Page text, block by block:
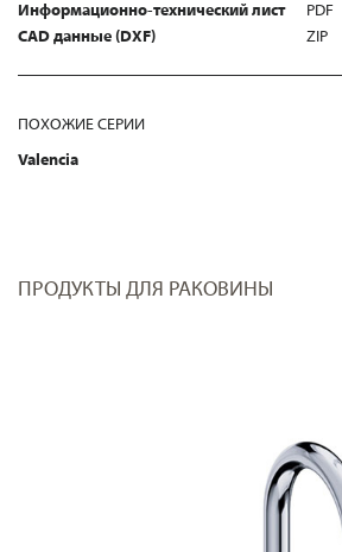
Информационно-технический лист
PDF
CAD данные (DXF)
ZIP
ПОХОЖИЕ СЕРИИ
Valencia
ПРОДУКТЫ ДЛЯ РАКОВИНЫ